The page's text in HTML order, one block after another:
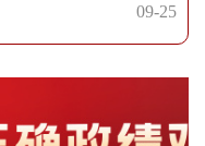
09-25